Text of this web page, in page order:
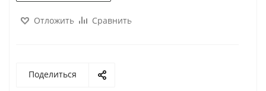
Отложить Сравнить
Поделиться